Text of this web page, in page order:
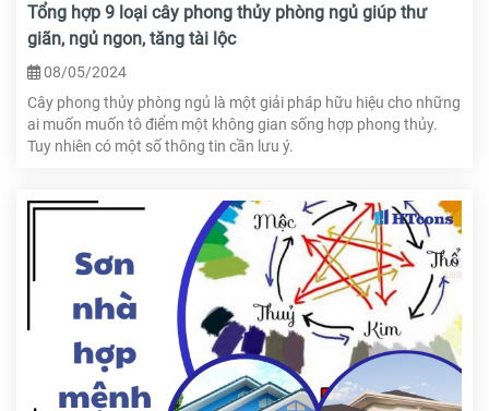
Tổng hợp 9 loại cây phong thủy phòng ngủ giúp thư
giãn, ngủ ngon, tăng tài lộc
08/05/2024
Cây phong thủy phòng ngủ là một giải pháp hữu hiệu cho những
ai muốn muốn tô điểm một không gian sống hợp phong thủy.
Tuy nhiên có một số thông tin cần lưu ý.